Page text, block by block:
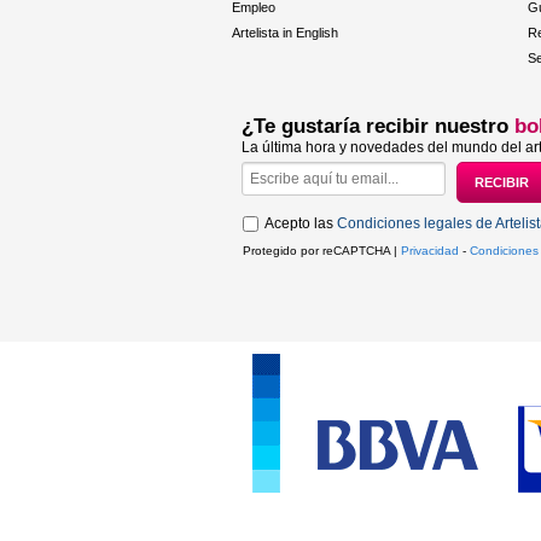
Empleo
Artelista in English
¿Te gustaría recibir nuestro
La última hora y novedades del mundo del
Acepto las Condiciones legales de
Protegido por reCAPTCHA | Privacidad - Condiciones